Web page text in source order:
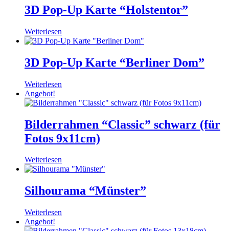
3D Pop-Up Karte “Holstentor”
Weiterlesen
3D Pop-Up Karte “Berliner Dom”
Weiterlesen
Angebot!
Bilderrahmen “Classic” schwarz (für
Fotos 9x11cm)
Weiterlesen
Silhourama “Münster”
Weiterlesen
Angebot!